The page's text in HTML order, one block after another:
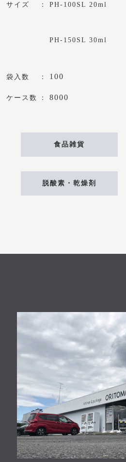
サイズ
PH-100SL 20ml
PH-150SL 30ml
袋入数 100
ケース数 8000
食品雑貨
脱酸素・乾燥剤